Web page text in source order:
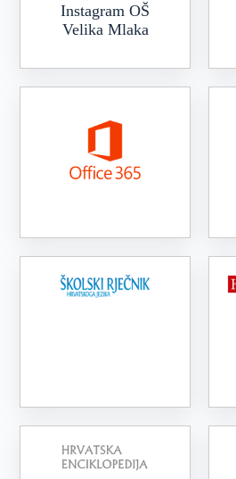
Instagram OŠ
Velika Mlaka